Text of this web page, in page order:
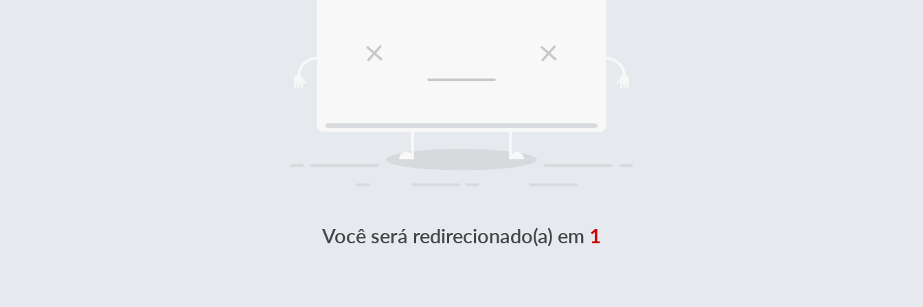
Você será redirecionado(a) em 1